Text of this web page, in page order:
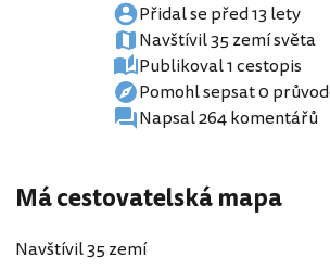
Přidal se před 13 lety
Navštívil 35 zemí světa
Publikoval 1 cestopis
Pomohl sepsat 0
Napsal 264 komentářů
Má cestovatelská mapa
Navštívil 35 zemí